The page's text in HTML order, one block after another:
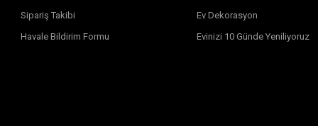
Sipariş Takibi
Havale Bildirim Formu
Ev Dekorasyon
Evinizi 10 Günde Yeniliyoruz